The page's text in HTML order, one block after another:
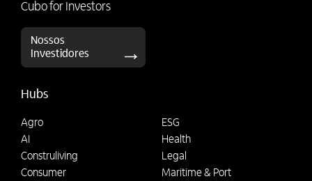
Cubo for Investors
Nossos
Investidores
Hubs
Agro
AI
Construliving
Consumer
ESG
Health
Legal
Maritime & Port